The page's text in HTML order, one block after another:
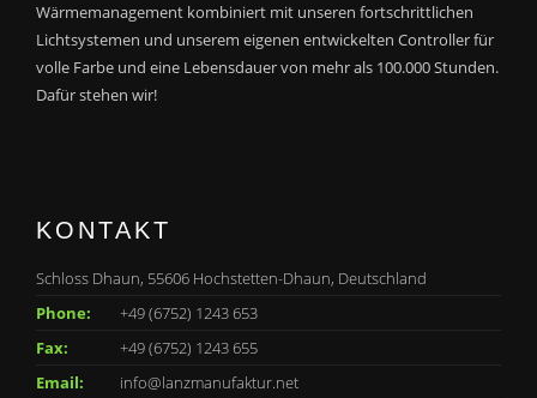
Wärmemanagement kombiniert mit unseren fortschrittlichen
Lichtsystemen und unserem eigenen entwickelten Controller für
volle Farbe und eine Lebensdauer von mehr als 100.000 Stunden.
Dafür stehen wir!
KONTAKT
Schloss Dhaun, 55606 Hochstetten-Dhaun, Deutschland
Phone:
+49 (6752) 1243 653
Fax:
+49 (6752) 1243 655
Email:
info@lanzmanufaktur.net